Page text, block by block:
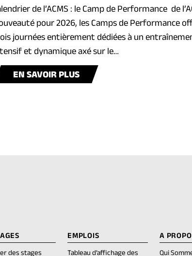
de l’ACMS : le Camp de Performance de
pour 2026, les Camps de Performance
journées entièrement dédiées à un
et dynamique axé sur le…
EN SAVOIR PLUSBLOG
des stages
EMPLOIS
Tableau d’affichage des
A
Qui